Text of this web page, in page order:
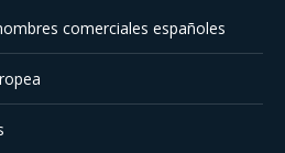
comerciales españoles